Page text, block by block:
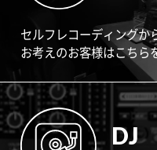
セルフレコーディングか
お考えのお客様はこちら
DJ